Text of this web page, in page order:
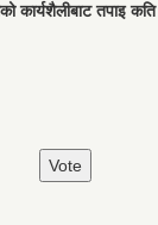
कार्यशैलीबाट तपाइ